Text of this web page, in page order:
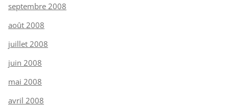
septembre 2008
août 2008
juillet 2008
juin 2008
mai 2008
avril 2008